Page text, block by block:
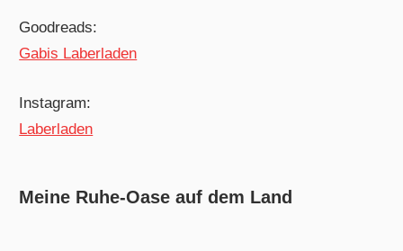
Goodreads:
Gabis Laberladen
Instagram:
Laberladen
Meine Ruhe-Oase auf dem Land